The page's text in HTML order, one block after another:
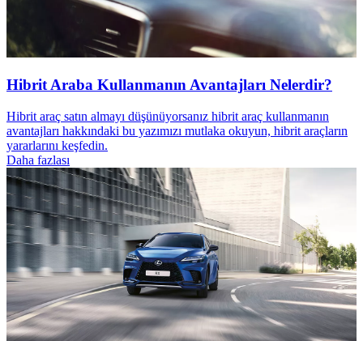
Hibrit Araba Kullanmanın Avantajları Nelerdir?
Hibrit araç satın almayı düşünüyorsanız hibrit araç kullanmanın
avantajları hakkındaki bu yazımızı mutlaka okuyun, hibrit araçların
yararlarını keşfedin.
Daha fazlası